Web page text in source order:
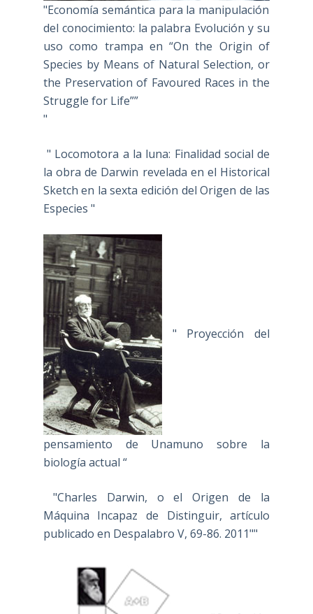
"Economía semántica para la manipulación
del conocimiento: la palabra Evolución y su
uso como trampa en “On the Origin of
Species by Means of Natural Selection, or
the Preservation of Favoured Races in the
Struggle for Life””
"
" Locomotora a la luna: Finalidad social de
la obra de Darwin revelada en el Historical
Sketch en la sexta edición del Origen de las
Especies "
" Proyección del
pensamiento de Unamuno sobre la
biología actual “
"Charles Darwin, o el Origen de la
Máquina Incapaz de Distinguir, artículo
publicado en Despalabro V, 69-86. 2011""